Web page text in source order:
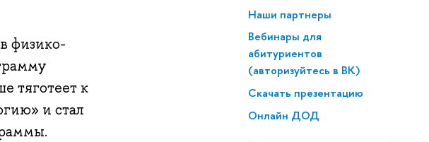
Наши партнеры
Вебинары для
абитуриентов
(авторизуйтесь в ВК)
Скачать презентацию
Онлайн ДОД
физико-
тяготеет к
и стал